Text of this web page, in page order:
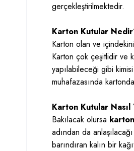
gerçekleştirilmektedir.
Karton Kutular
Karton olan ve
Karton çok çeşitlidir ve
yapılabileceği gibi
muhafazasında
Karton Kutular Nasıl
Bakılacak olursa
adından da
barındıran kalın bir